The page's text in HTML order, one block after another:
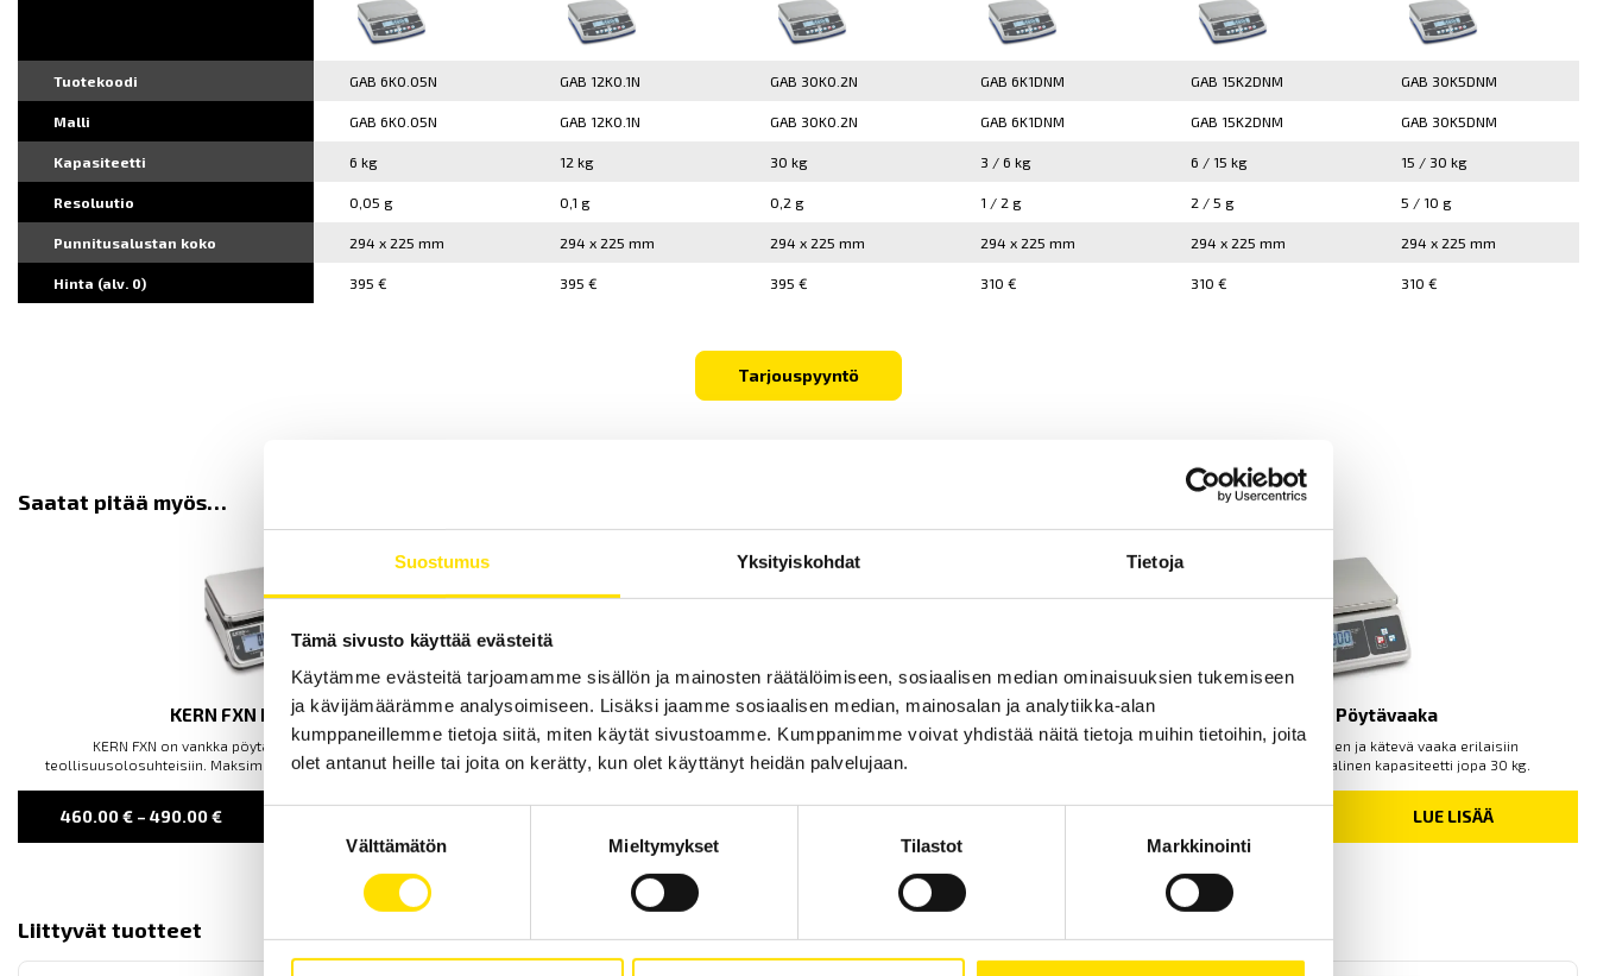
Suostumus Yksityiskohdat Tietoja
Tämä sivusto käyttää evästeitä
Käytämme evästeitä tarjoamamme sisällön ja mainosten räätälöimiseen, sosiaalisen median ominaisuuksien tukemiseen
ja kävijämäärämme analysoimiseen. Lisäksi jaamme sosiaalisen median, mainosalan ja analytiikka-alan
kumppaneillemme tietoja siitä, miten käytät sivustoamme. Kumppanimme voivat yhdistää näitä tietoja muihin tietoihin, joita
olet antanut heille tai joita on kerätty, kun olet käyttänyt heidän palvelujaan.
valinta
Välttämätön Mieltymykset Tilastot Markkinointi
Tuotekoodi GAB 6K0.05N GAB 12K0.1N GAB 30K0.2N GAB 6K1DNM GAB 15K2DNM GAB 30K5DNM
Malli GAB 6K0.05N GAB 12K0.1N GAB 30K0.2N GAB 6K1DNM GAB 15K2DNM GAB 30K5DNM
Kapasiteetti 6 kg 12 kg 30 kg 3 / 6 kg 6 / 15 kg 15 / 30 kg
Resoluutio 0,05 g 0,1 g 0,2 g 1 / 2 g 2 / 5 g 5 / 10 g
Punnitusalustan koko 294 x 225 mm 294 x 225 mm 294 x 225 mm 294 x 225 mm 294 x 225 mm 294 x 225 mm
Hinta (alv. 0) 395 € 395 € 395 € 310 € 310 € 310 €
Tarjouspyyntö
Saatat pitää myös…
KERN FXN Pöytävaaka
KERN FXN on vankka pöytävaaka, joka sopii vaativiin
teollisuusolosuhteisiin. Maksimaalinen kapasiteetti jopa 30 kg.
460.00€ – 490.00€PRICE
460.00 €
KERN FKB-A Pöytävaaka
KERN FKB-A on kompakti pöytävaaka erilaisiin punnitussovelluksiin.
Maksimaalinen kapasiteetti jopa [8 kg, 16 kg, 30 kg 65 kg].
KERN WTB-N Pöytävaaka
KERN WTB-N on käytännöllinen ja kätevä vaaka erilaisiin
punnitussovelluksiin. Maksimaalinen kapasiteetti jopa 30 kg.
285.00 €
LUE LISÄÄ
Liittyvät tuotteet